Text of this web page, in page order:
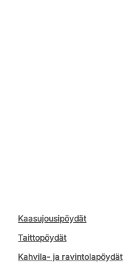
Kaasujousipöydät
Taittopöydät
Kahvila- ja ravintolapöydät